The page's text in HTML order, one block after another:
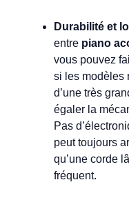
Durabilité et
entre piano
vous pouvez
si les modèles
d’une très
égaler la
Pas
peut toujours
qu’une corde
fréquent.